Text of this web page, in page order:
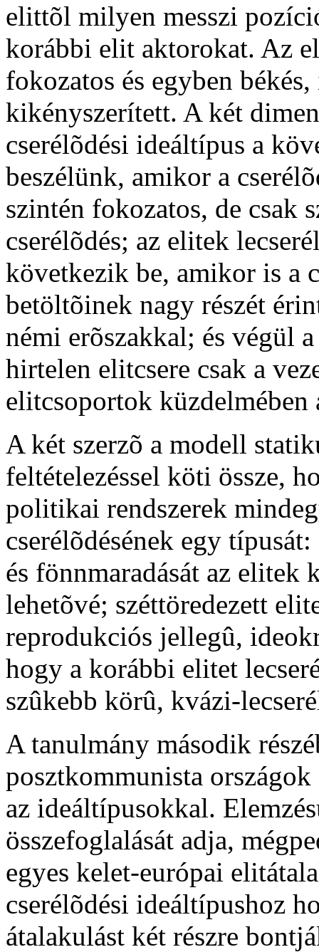
elittõl milyen messzi
korábbi elit aktorokat. Az
fokozatos és egyben
kikényszerített. A két
cserélõdési ideáltípus a
beszélünk, amikor a
szintén fokozatos, de csak
cserélõdés; az elitek
következik be, amikor is a
betöltõinek nagy részét
némi erõszakkal; és végül
hirtelen elitcsere csak a
elitcsoportok
A két szerzõ a modell
feltételezéssel köti össze,
politikai rendszerek
cserélõdésének egy
és fönnmaradását az elitek
lehetõvé; széttöredezett
reprodukciós jellegû,
hogy a korábbi elitet
szûkebb körû, kvázi-
A tanulmány második
posztkommunista
az ideáltípusokkal.
összefoglalását adja,
egyes kelet-európai
cserélõdési ideáltípushoz
átalakulást két részre